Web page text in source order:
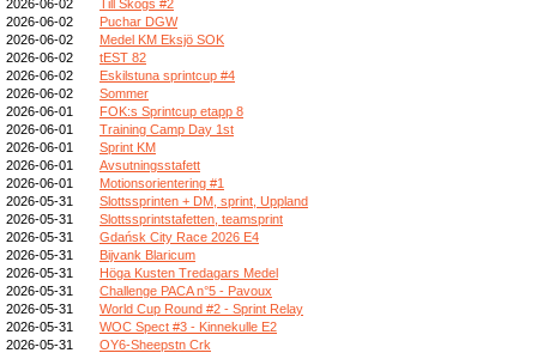
2026-06-02
Till Skogs #2
2026-06-02
Puchar DGW
2026-06-02
Medel KM Eksjö SOK
2026-06-02
tEST 82
2026-06-02
Eskilstuna sprintcup #4
2026-06-02
Sommer
2026-06-01
FOK:s Sprintcup etapp 8
2026-06-01
Training Camp Day 1st
2026-06-01
Sprint KM
2026-06-01
Avsutningsstafett
2026-06-01
Motionsorientering #1
2026-05-31
Slottssprinten + DM, sprint, Uppland
2026-05-31
Slottssprintstafetten, teamsprint
2026-05-31
Gdańsk City Race 2026 E4
2026-05-31
Bijvank Blaricum
2026-05-31
Höga Kusten Tredagars Medel
2026-05-31
Challenge PACA n°5 - Pavoux
2026-05-31
World Cup Round #2 - Sprint Relay
2026-05-31
WOC Spect #3 - Kinnekulle E2
2026-05-31
OY6-Sheepstn Crk